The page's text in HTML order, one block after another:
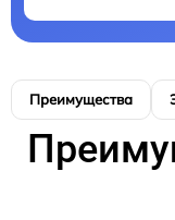
Преимущества